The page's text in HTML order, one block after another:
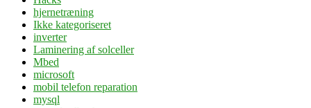
hjernetræning
Ikke kategoriseret
inverter
Laminering af solceller
Mbed
microsoft
mobil telefon reparation
mysql